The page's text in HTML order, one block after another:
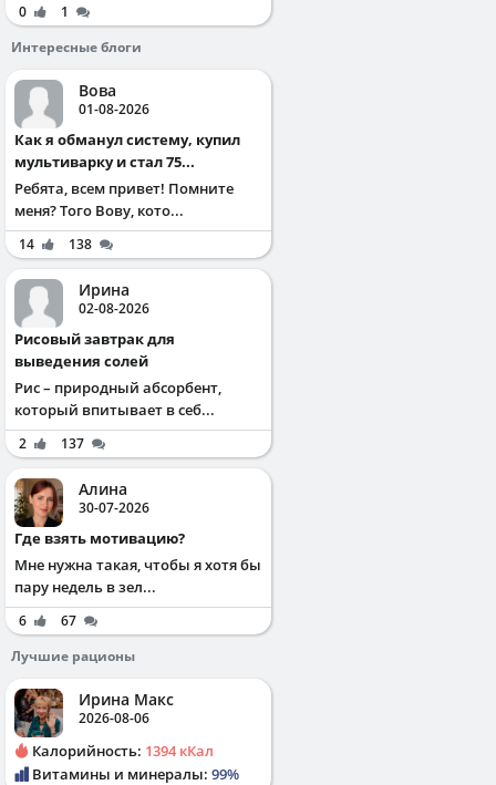
0
1
Интересные блоги
Вова
01-08-2026
Как я обманул систему, купил
мультиварку и стал 75...
Ребята, всем привет! Помните
меня? Того Вову, кото...
14 138
Ирина
02-08-2026
Рисовый завтрак для
выведения солей
Рис – природный абсорбент,
который впитывает в себ...
2 137
Алина
30-07-2026
Где взять мотивацию?
Мне нужна такая, чтобы я хотя бы
пару недель в зел...
6
67
Лучшие рационы
Ирина Макс
2026-08-06
Калорийность: 1394 кКал
Витамины и минералы: 99%